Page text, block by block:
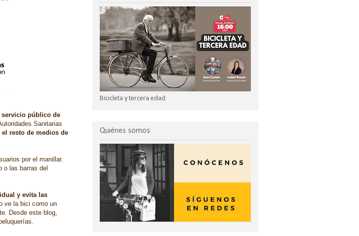
servicio público de
Sanitarias
el resto de medios de
por el manillar.
o las barras del
y evita las
ve la bici como un
Desde este blog,
Bicicleta y tercera edad
Quiénes somos